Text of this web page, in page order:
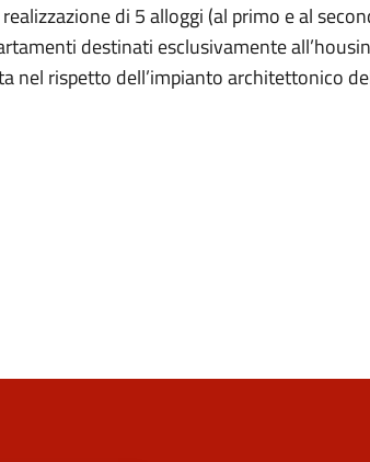
di 5 alloggi (al primo e al
destinati esclusivamente
nel rispetto dell’impianto architettonico